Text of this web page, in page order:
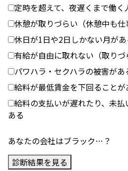
定時を超えて、夜遅くまで働く
休憩が取りづらい（休憩中も仕
休日が1日や2日しかない月があ
有給が自由に取れない（取りづ
パワハラ・セクハラの被害があ
給料が最低賃金を下回ることが
給料の支払いが遅れたり、未
ある
あなたの会社はブラック…？
診断結果を見る